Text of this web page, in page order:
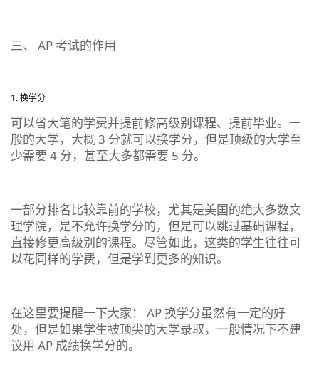
三、 AP 考试的作用
换学分
可以省大笔的学费并提前修高级别课程、提前毕业。一
般的大学，大概 3 分就可以换学分，但是顶级的大学至
少需要 4 分，甚至大多都需要 5 分。
一部分排名比较靠前的学校，尤其是美国的绝大多数文
理学院，是不允许换学分的，但是可以跳过基础课程，
直接修更高级别的课程。尽管如此，这类的学生往往可
以花同样的学费，但是学到更多的知识。
在这里要提醒一下大家： AP 换学分虽然有一定的好
处，但是如果学生被顶尖的大学录取，一般情况下不建
议用 AP 成绩换学分的。